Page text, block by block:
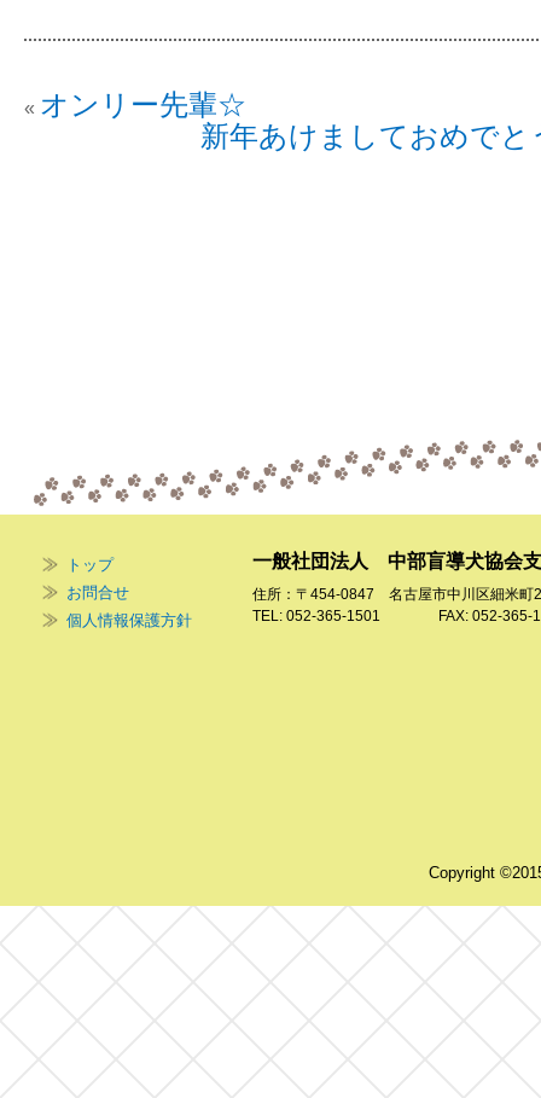
« オンリー先輩☆
新年あけましておめで
トップ
お問合せ
個人情報保護方針
一般社団法人 中部盲導犬協会
住所：〒454-0847 名古屋市中川区細米町
TEL: 052-365-1501 FAX: 052-365-
Copyright